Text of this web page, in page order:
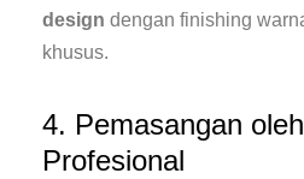
design dengan finishing
khusus.
4. Pemasangan
Profesional